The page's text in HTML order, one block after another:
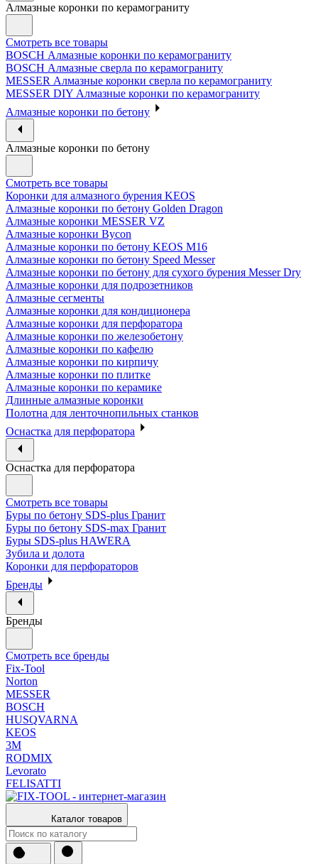
Алмазные коронки по керамограниту
Смотреть все товары
BOSCH Алмазные коронки по керамограниту
BOSCH Алмазные сверла по керамограниту
MESSER Алмазные коронки сверла по керамограниту
MESSER DIY Алмазные коронки по керамограниту
Алмазные коронки по бетону
Алмазные коронки по бетону
Смотреть все товары
Коронки для алмазного бурения KEOS
Алмазные коронки по бетону Golden Dragon
Алмазные коронки MESSER VZ
Алмазные коронки Bycon
Алмазные коронки по бетону KEOS M16
Алмазные коронки по бетону Speed Messer
Алмазные коронки по бетону для сухого бурения Messer Dry
Алмазные коронки для подрозетников
Алмазные сегменты
Алмазные коронки для кондиционера
Алмазные коронки для перфоратора
Алмазные коронки по железобетону
Алмазные коронки по кафелю
Алмазные коронки по кирпичу
Алмазные коронки по плитке
Алмазные коронки по керамике
Длинные алмазные коронки
Полотна для ленточнопильных станков
Оснастка для перфоратора
Оснастка для перфоратора
Смотреть все товары
Буры по бетону SDS-plus Гранит
Буры по бетону SDS-max Гранит
Буры SDS-plus HAWERA
Зубила и долота
Коронки для перфораторов
Бренды
Бренды
Смотреть все бренды
Fix-Tool
Norton
MESSER
BOSCH
HUSQVARNA
KEOS
3М
RODMIX
Levorato
FELISATTI
Каталог товаров